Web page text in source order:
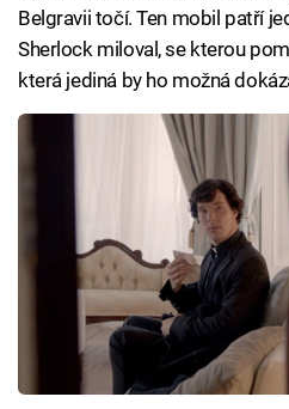
Belgravii točí. Ten mobil patří
Sherlock miloval, se kterou
která jediná by ho možná